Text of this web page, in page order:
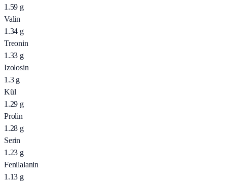
1.59 g
Valin
1.34 g
Treonin
1.33 g
Izolosin
1.3 g
Kül
1.29 g
Prolin
1.28 g
Serin
1.23 g
Fenilalanin
1.13 g